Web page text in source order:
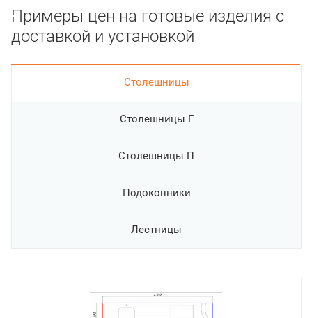
Примеры цен на готовые изделия с
доставкой и установкой
Cтолешницы
Столешницы Г
Столешницы П
Подоконники
Лестницы